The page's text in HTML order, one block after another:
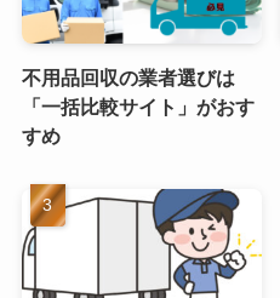
不用品回収の業者選びは
「一括比較サイト」がおす
すめ